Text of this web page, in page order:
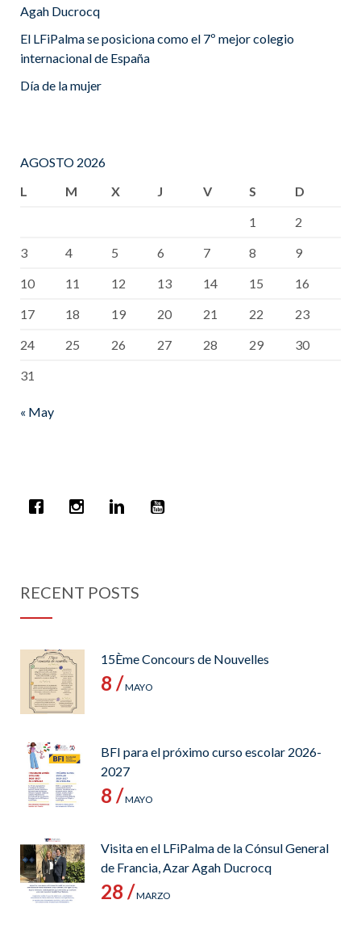
Agah Ducrocq
El LFiPalma se posiciona como el 7º mejor colegio
internacional de España
Día de la mujer
AGOSTO 2026
L
M X J V S
D
1
2
3
4 5 6 7 8
9
10
11 12 13 14 15
16
17
18 19 20 21 22
23
24
25 26 27 28 29
30
31
« May
RECENT POSTS
15Ème Concours de Nouvelles
8 /MAYO
BFI para el próximo curso escolar 2026-
2027
8 /MAYO
Visita en el LFiPalma de la Cónsul General
de Francia, Azar Agah Ducrocq
28 /MARZO